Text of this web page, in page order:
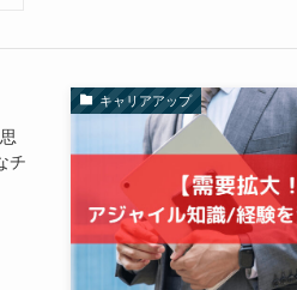
キャリアアップ
チ